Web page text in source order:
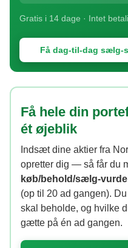
Gratis i 14 dage · Intet
Få dag-til-dag sælg-
Få hele din
ét øjeblik
Indsæt dine aktier fra
opretter dig — så får du
køb/behold/sælg-
(op til 20 ad gangen).
skal beholde, og hvilke
gætte på én ad gangen.